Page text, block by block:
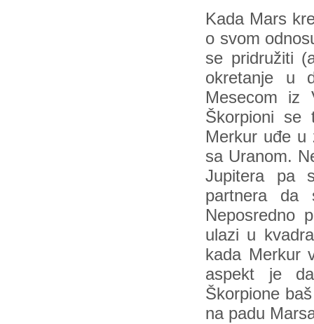
Kada Mars
o svom
se pridružiti
okretanje u
Mesecom iz
Škorpioni se
Merkur uđe
sa Uranom.
Jupitera pa
partnera da
Neposredno
ulazi u
kada Merkur
aspekt je
Škorpione
na padu